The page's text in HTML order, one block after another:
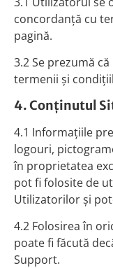
concordanţă cu
pagină.
3.2 Se prezumă
termenii şi
4. Conţinutul
4.1 Informaţiile
logouri,
în proprietatea
pot fi folosite de
Utilizatorilor şi
4.2 Folosirea în
poate fi făcută
Support.